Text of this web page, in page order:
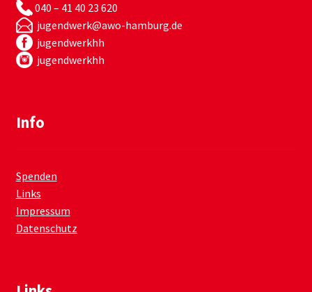
040 – 41 40 23 620
jugendwerk@awo-hamburg.de
jugendwerkhh
jugendwerkhh
Info
Spenden
Links
Impressum
Datenschutz